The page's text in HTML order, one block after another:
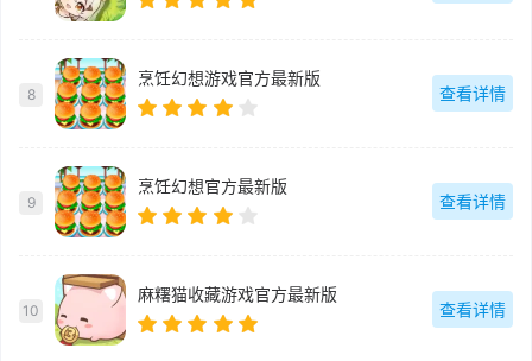
8
烹饪幻想游戏官方最新版
查看详情
9
烹饪幻想官方最新版
查看详情
10
麻糬猫收藏游戏官方最新版
查看详情